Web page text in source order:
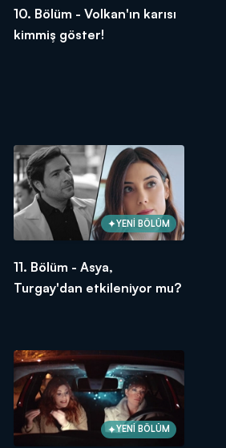
10. Bölüm - Volkan'ın karısı
kimmiş göster!
YENİ BÖLÜM
11. Bölüm - Asya,
Turgay'dan etkileniyor mu?
YENİ BÖLÜM